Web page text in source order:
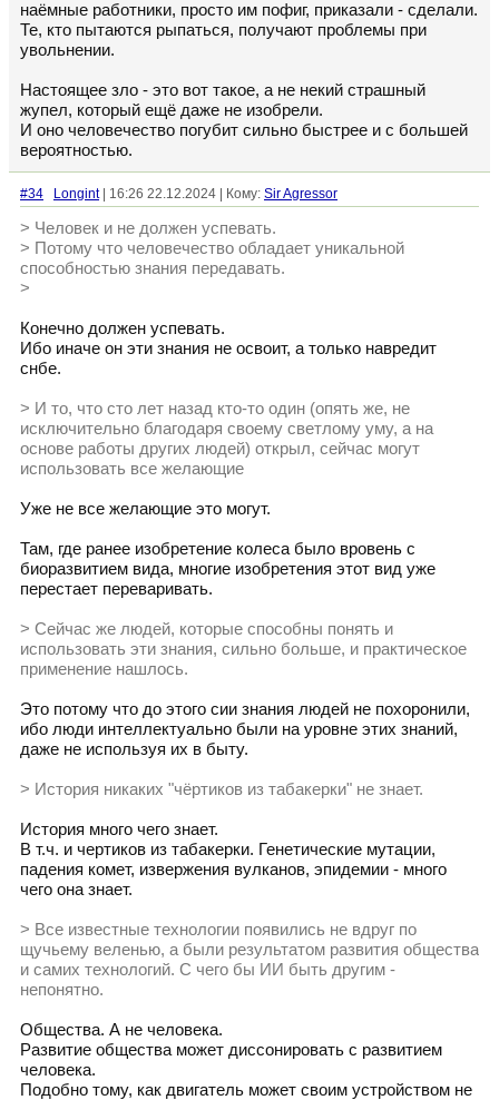
наёмные работники, просто им пофиг, приказали - сделали.
Те, кто пытаются рыпаться, получают проблемы при
увольнении.
Настоящее зло - это вот такое, а не некий страшный
жупел, который ещё даже не изобрели.
И оно человечество погубит сильно быстрее и с большей
вероятностью.
#34 Longint| 16:26 22.12.2024 | Кому: Sir Agressor
> Человек и не должен успевать.
> Потому что человечество обладает уникальной
способностью знания передавать.
>
Конечно должен успевать.
Ибо иначе он эти знания не освоит, а только навредит
снбе.
> И то, что сто лет назад кто-то один (опять же, не
исключительно благодаря своему светлому уму, а на
основе работы других людей) открыл, сейчас могут
использовать все желающие
Уже не все желающие это могут.
Там, где ранее изобретение колеса было вровень с
биоразвитием вида, многие изобретения этот вид уже
перестает переваривать.
> Сейчас же людей, которые способны понять и
использовать эти знания, сильно больше, и практическое
применение нашлось.
Это потому что до этого сии знания людей не похоронили,
ибо люди интеллектуально были на уровне этих знаний,
даже не используя их в быту.
> История никаких "чёртиков из табакерки" не знает.
История много чего знает.
В т.ч. и чертиков из табакерки. Генетические мутации,
падения комет, извержения вулканов, эпидемии - много
чего она знает.
> Все известные технологии появились не вдруг по
щучьему веленью, а были результатом развития общества
и самих технологий. С чего бы ИИ быть другим -
непонятно.
Общества. А не человека.
Развитие общества может диссонировать с развитием
человека.
Подобно тому, как двигатель может своим устройством не